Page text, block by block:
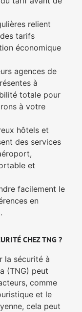
relient
tarifs
économique
agences de
à
totale pour
à votre
hôtels et
des services
et
facilement le
en
CHEZ TNG ?
la sécurité à
(TNG) peut
comme
et le
cela peut